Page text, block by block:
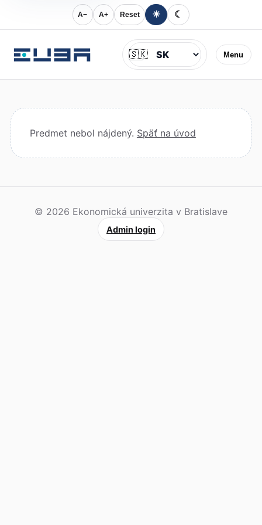
A− A+ Reset ☀ ☾
Menu
Jazyk
🇸🇰
Predmet nebol nájdený. Späť na úvod
© 2026 Ekonomická univerzita v Bratislave
Admin login